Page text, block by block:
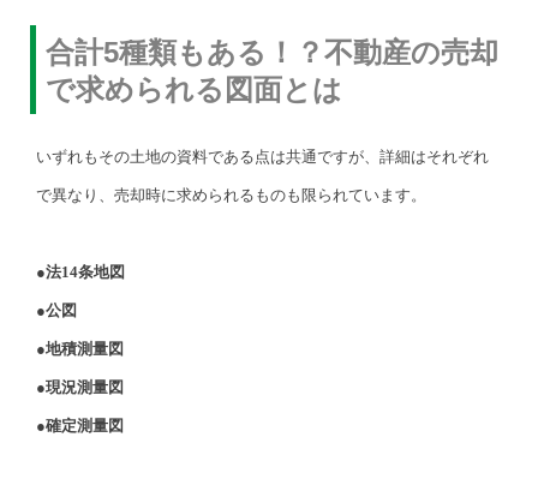
合計5種類もある！？不動産の売却
で求められる図面とは
いずれもその土地の資料である点は共通ですが、詳細はそれぞれ
で異なり、売却時に求められるものも限られています。
●法14条地図
●公図
●地積測量図
●現況測量図
●確定測量図